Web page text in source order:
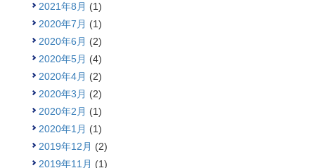
2021年8月 (1)
2020年7月 (1)
2020年6月 (2)
2020年5月 (4)
2020年4月 (2)
2020年3月 (2)
2020年2月 (1)
2020年1月 (1)
2019年12月 (2)
2019年11月 (1)